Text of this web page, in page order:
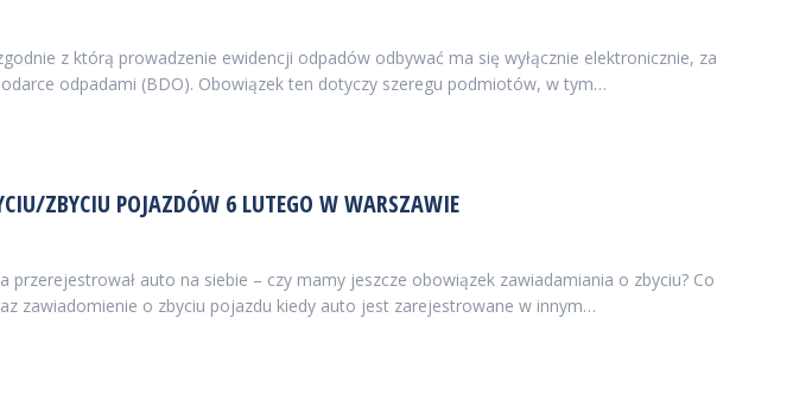
z którą prowadzenie ewidencji odpadów odbywać ma się wyłącznie elektronicznie, za
odpadami (BDO). Obowiązek ten dotyczy szeregu podmiotów, w tym…
ZBYCIU POJAZDÓW 6 LUTEGO W WARSZAWIE
auto na siebie – czy mamy jeszcze obowiązek zawiadamiania o zbyciu? Co
zawiadomienie o zbyciu pojazdu kiedy auto jest zarejestrowane w innym…